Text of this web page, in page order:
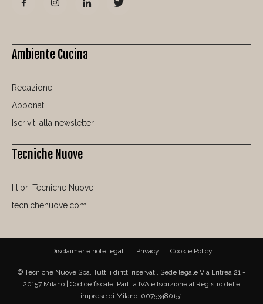
Ambiente Cucina
Redazione
Abbonati
Iscriviti alla newsletter
Tecniche Nuove
I libri Tecniche Nuove
tecnichenuove.com
Disclaimer e note legali Privacy Cookie Policy
© Tecniche Nuove Spa. Tutti i diritti riservati. Sede legale Via Eritrea 21 -
20157 Milano | Codice fiscale, Partita IVA e Iscrizione al Registro delle
imprese di Milano: 00753480151